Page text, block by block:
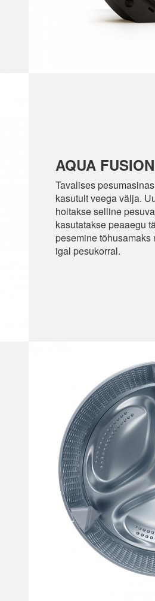
AQUA FUSION
Tavalises
kasutult veega välja.
hoitakse selline
kasutatakse peaaegu
pesemine
igal pesukorral.